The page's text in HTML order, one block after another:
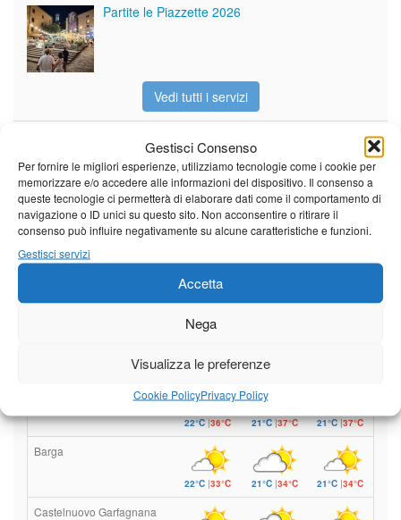
Gestisci Consenso
Per fornire le migliori esperienze, utilizziamo tecnologie come i cookie per
memorizzare e/o accedere alle informazioni del dispositivo. Il consenso a
queste tecnologie ci permetterà di elaborare dati come il comportamento di
navigazione o ID unici su questo sito. Non acconsentire o ritirare il
consenso può influire negativamente su alcune caratteristiche e funzioni.
Gestisci servizi
Accetta
Nega
Visualizza le preferenze
Cookie PolicyPrivacy Policy
Partite le Piazzette 2026
Vedi tutti i servizi
Meteo
ben al di sopra dei valori
stagionali
Domenica Lunedì
22°C|36°C 21°C|37°C 21°C|37°C
Barga
22°C|33°C 21°C|34°C 21°C |34°C
Castelnuovo Garfagnana